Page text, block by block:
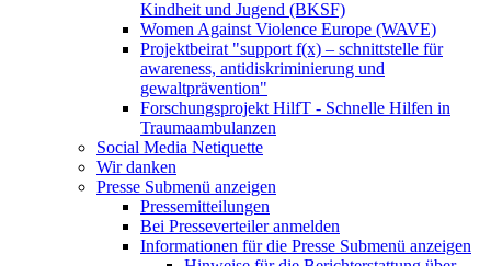
Kindheit und Jugend (BKSF)
Women Against Violence Europe (WAVE)
Projektbeirat "support f(x) – schnittstelle für
awareness, antidiskriminierung und
gewaltprävention"
Forschungsprojekt HilfT - Schnelle Hilfen in
Traumaambulanzen
Social Media Netiquette
Wir danken
Presse Submenü anzeigen
Pressemitteilungen
Bei Presseverteiler anmelden
Informationen für die Presse Submenü anzeigen